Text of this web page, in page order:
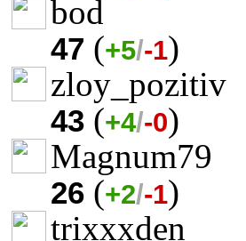
bod
47 (+5/-1)
zloy_pozitiv
43 (+4/-0)
Magnum79
26 (+2/-1)
trixxxden